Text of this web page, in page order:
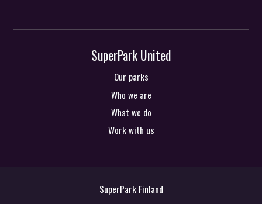
SuperPark United
Our parks
Who we are
What we do
Work with us
SuperPark Finland